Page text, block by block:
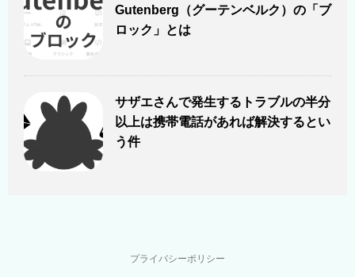
Gutenberg（グーテンベルク）の「ブ
ロック」とは
サザエさんで発生するトラブルの半分
以上は携帯電話があれば解決するとい
う件
プライバシーポリシー